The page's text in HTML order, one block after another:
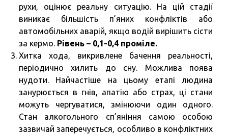
рухи, оцінює реальну ситуацію. На цій стадії
виникає більшість п’яних конфліктів або
автомобільних аварій, якщо водій вирішить сісти
за кермо. Рівень – 0,1-0,4 проміле.
Хитка хода, викривлене бачення реальності,
періодично хилить до сну. Можлива поява
нудоти. Найчастіше на цьому етапі людина
занурюється в гнів, апатію або страх, ці стани
можуть чергуватися, змінюючи один одного.
Стан алкогольного сп’яніння самою особою
зазвичай заперечується, особливо в конфліктних